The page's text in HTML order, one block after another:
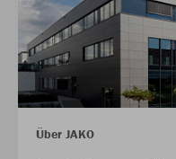
Über JAKO